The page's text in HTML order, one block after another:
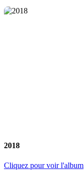
2018
Cliquez pour voir l'album